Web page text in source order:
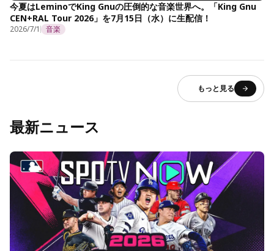
今夏はLeminoでKing Gnuの圧倒的な音楽世界へ。「King Gnu
CEN+RAL Tour 2026」を7月15日（水）に生配信！
2026/7/1 音楽
もっと見る
最新ニュース